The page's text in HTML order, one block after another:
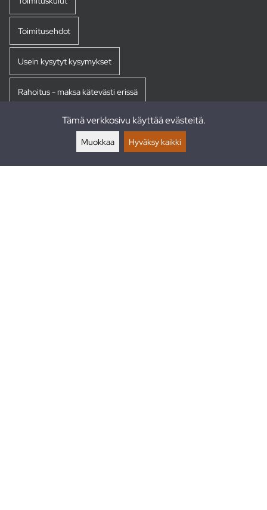
Toimitusehdot
Usein kysytyt kysymykset
Rahoitus - maksa kätevästi erissä
Tämä verkkosivu käyttää evästeitä.
Muokkaa Hyväksy kaikki